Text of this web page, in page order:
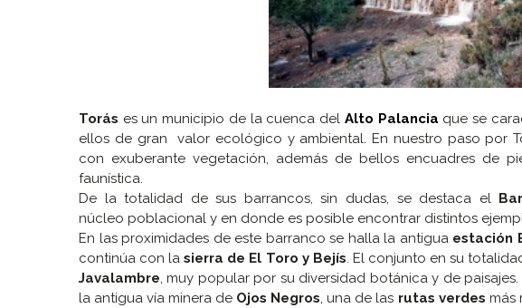
Torás es un municipio de la cuenca del Alto Palancia que se
ellos de gran valor ecológico y ambiental. En nuestro paso por
con exuberante vegetación, además de bellos encuadres de
faunística.
De la totalidad de sus barrancos, sin dudas, se destaca el
núcleo poblacional y en donde es posible encontrar distintos
En las proximidades de este barranco se halla la antigua estación
continúa con lasierra de El Toro y Bejís. El conjunto en su
Javalambre, muy popular por su diversidad botánica y de
la antigua vía minera de Ojos Negros, una de las rutas verdes más